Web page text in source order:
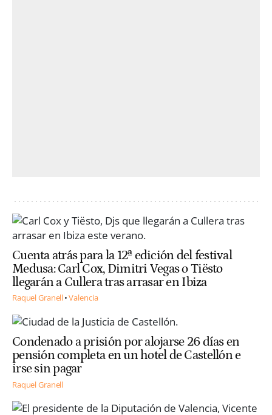
Cuenta atrás para la 12ª edición del festival
Medusa: Carl Cox, Dimitri Vegas o Tiësto
llegarán a Cullera tras arrasar en Ibiza
Raquel Granell Valencia
Condenado a prisión por alojarse 26 días en
pensión completa en un hotel de Castellón e
irse sin pagar
Raquel Granell